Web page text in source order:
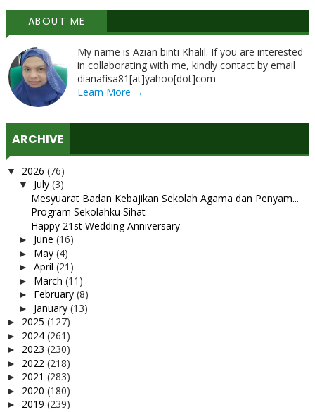
ABOUT ME
My name is Azian binti Khalil. If you are interested
in collaborating with me, kindly contact by email
dianafisa81[at]yahoo[dot]com
Learn More →
ARCHIVE
▼ 2026 (76)
▼ July (3)
Mesyuarat Badan Kebajikan Sekolah Agama dan Penyam...
Program Sekolahku Sihat
Happy 21st Wedding Anniversary
► June (16)
► May (4)
► April (21)
► March (11)
► February (8)
► January (13)
► 2025 (127)
► 2024 (261)
► 2023 (230)
► 2022 (218)
► 2021 (283)
► 2020 (180)
► 2019 (239)